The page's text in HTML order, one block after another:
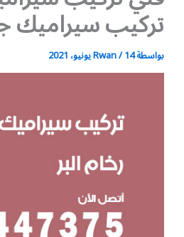
تركيب سيراميك
بواسطة Rwan/14 يونيو، 2021